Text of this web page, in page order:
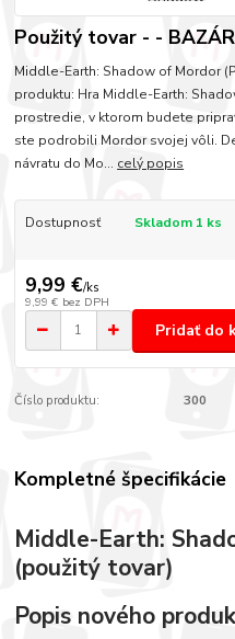
Použitý tovar - - BAZÁR
Middle-Earth: Shadow of Mordor
produktu: Hra Middle-Earth:
prostredie, v ktorom budete
ste podrobili Mordor svojej vôli.
návratu do Mo... celý popis
Dostupnosť Skladom 1 ks
9,99 €/ks
9,99 € bez DPH
Pridať do
Číslo produktu: 300
Kompletné špecifikácie
Middle-Earth:
(použitý tovar)
Popis nového